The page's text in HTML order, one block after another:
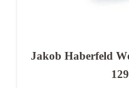
Jakob Haberfeld